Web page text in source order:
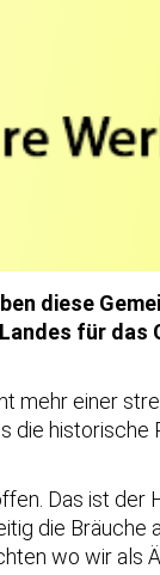
diese
für
mehr einer
die
Das ist der
die Bräuche
wo wir als